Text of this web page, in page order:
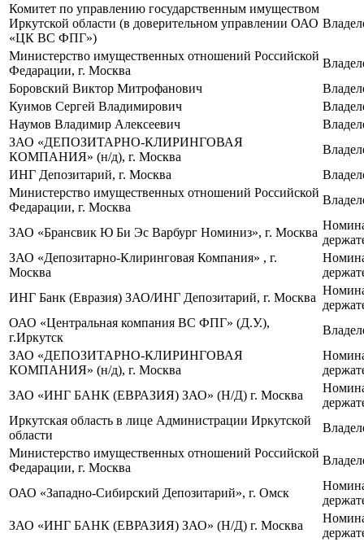
Комитет по управлению государственным имуществом
Иркутской области (в доверительном управлении ОАО
«ЦК ВС ФПГ»)
Министерство имущественных отношений Российской
Федарации, г. Москва
Боровский Виктор Митрофанович
Куимов Сергей Владимирович
Наумов Владимир Алексеевич
ЗАО «ДЕПОЗИТАРНО‑КЛИРИНГОВАЯ
КОМПАНИЯ» (н/д), г. Москва
ИНГ Депозитарий, г. Москва
Министерство имущественных отношений Российской
Федарации, г. Москва
ЗАО «Брансвик Ю Би Эс Варбург Номиниз», г. Москва
ЗАО «Депозитарно‑Клиринговая Компания» , г.
Москва
ИНГ Банк (Евразия) ЗАО/ИНГ Депозитарий, г. Москва
ОАО «Центральная компания ВС ФПГ» (Д.У.),
г.Иркутск
ЗАО «ДЕПОЗИТАРНО‑КЛИРИНГОВАЯ
КОМПАНИЯ» (н/д), г. Москва
ЗАО «ИНГ БАНК (ЕВРАЗИЯ) ЗАО» (Н/Д) г. Москва
Иркутская область в лице Администрации Иркутской
области
Министерство имущественных отношений Российской
Федарации, г. Москва
ОАО «Западно‑Сибирский Депозитарий», г. Омск
ЗАО «ИНГ БАНК (ЕВРАЗИЯ) ЗАО» (Н/Д) г. Москва